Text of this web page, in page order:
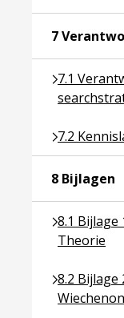
7
7.1
Ga naar
7.2
Ga naar
8 Bijlagen
8.1 Bijlage
Theorie
Ga naar
8.2 Bijlage
Ga naar